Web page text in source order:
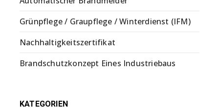
Grünpflege / Graupflege / Winterdienst (IFM)
Nachhaltigkeitszertifikat
Brandschutzkonzept Eines Industriebaus
KATEGORIEN